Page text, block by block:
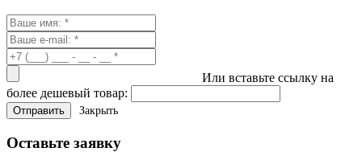
Или вставьте ссылку на
более дешевый товар:
Закрыть
Оставьте заявку